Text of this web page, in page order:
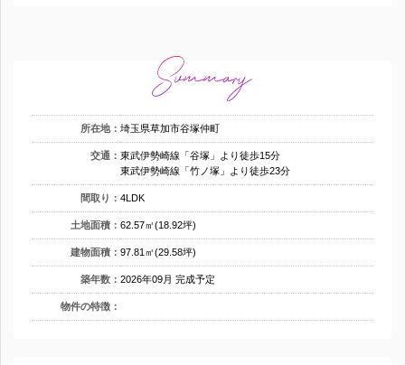
所在地： 埼玉県草加市谷塚仲町
交通： 東武伊勢崎線「谷塚」より徒歩15分
東武伊勢崎線「竹ノ塚」より徒歩23分
間取り： 4LDK
土地面積： 62.57㎡(18.92坪)
建物面積： 97.81㎡(29.58坪)
築年数： 2026年09月 完成予定
物件の特徴：